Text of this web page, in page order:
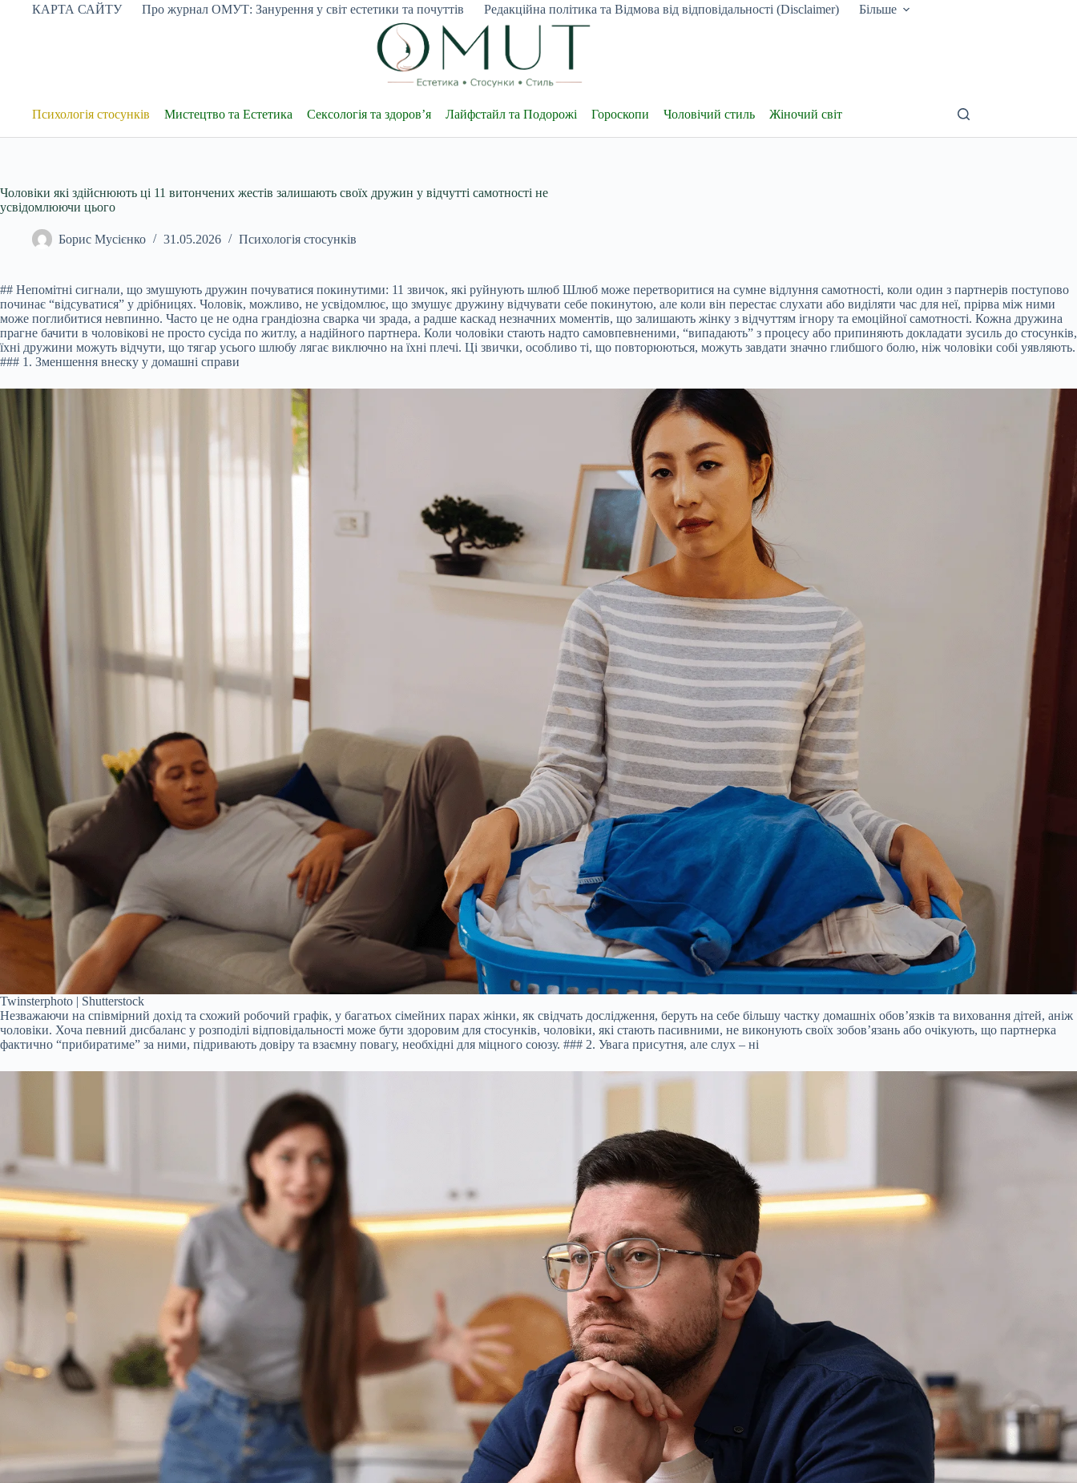
ПерейтиКАРТА САЙТУ Про журнал ОМУТ: Занурення у світ естетики та почуттів Редакційна політика та Відмова від відповідальності (Disclaimer) Більше
Психологія стосунків Мистецтво та Естетика Сексологія та здоров’я Лайфстайл та Подорожі Гороскопи Чоловічий стиль Жіночий світ
Чоловіки які здійснюють ці 11 витончених жестів залишають своїх дружин у відчутті самотності не
усвідомлюючи цього
Борис Мусієнко 31.05.2026 Психологія стосунків
## Непомітні сигнали, що змушують дружин почуватися покинутими: 11 звичок, які руйнують шлюб Шлюб може перетворитися на сумне відлуння самотності, коли один з партнерів поступово
починає “відсуватися” у дрібницях. Чоловік, можливо, не усвідомлює, що змушує дружину відчувати себе покинутою, але коли він перестає слухати або виділяти час для неї, прірва між ними
може поглибитися невпинно. Часто це не одна грандіозна сварка чи зрада, а радше каскад незначних моментів, що залишають жінку з відчуттям ігнору та емоційної самотності. Кожна дружина
прагне бачити в чоловікові не просто сусіда по житлу, а надійного партнера. Коли чоловіки стають надто самовпевненими, “випадають” з процесу або припиняють докладати зусиль до стосунків,
їхні дружини можуть відчути, що тягар усього шлюбу лягає виключно на їхні плечі. Ці звички, особливо ті, що повторюються, можуть завдати значно глибшого болю, ніж чоловіки собі уявляють.
### 1. Зменшення внеску у домашні справи
Twinsterphoto | Shutterstock
Незважаючи на співмірний дохід та схожий робочий графік, у багатьох сімейних парах жінки, як свідчать дослідження, беруть на себе більшу частку домашніх обов’язків та виховання дітей, аніж
чоловіки. Хоча певний дисбаланс у розподілі відповідальності може бути здоровим для стосунків, чоловіки, які стають пасивними, не виконують своїх зобов’язань або очікують, що партнерка
фактично “прибиратиме” за ними, підривають довіру та взаємну повагу, необхідні для міцного союзу. ### 2. Увага присутня, але слух – ні